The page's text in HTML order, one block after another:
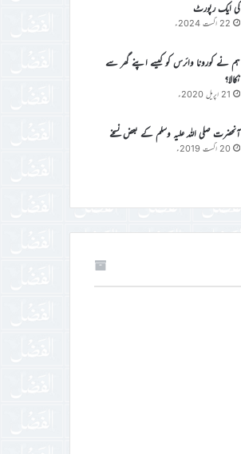
کی ایک رپورٹ
22 اگست 2024ء
ہم نے کورونا وائرس کو کیسے اپنے گھر سے
نکالا؟
21 اپریل 2020ء
آنحضرت صلی اللہ علیہ وسلم کے بعض نسخے
20 اگست 2019ء